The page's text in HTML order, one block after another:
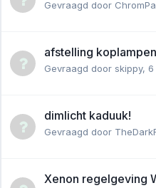
Gevraagd door
afstelling koplampen
Gevraagd door skippy,
dimlicht kaduuk!
Gevraagd door
Xenon regelgeving